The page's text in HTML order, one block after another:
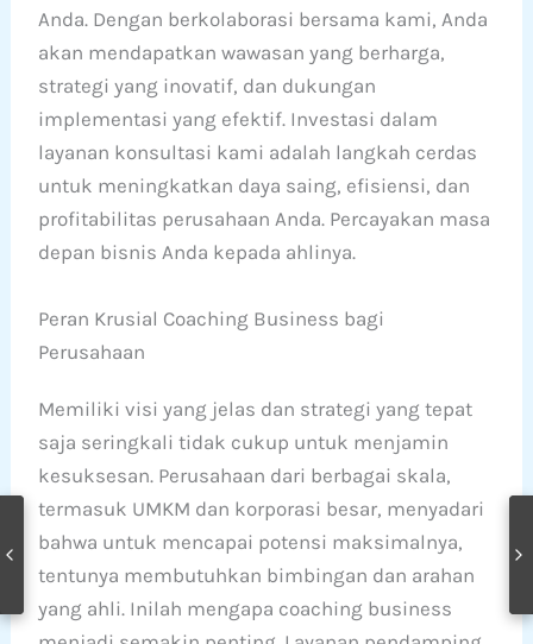
Anda. Dengan berkolaborasi bersama kami, Anda
akan mendapatkan wawasan yang berharga,
strategi yang inovatif, dan dukungan
implementasi yang efektif. Investasi dalam
layanan konsultasi kami adalah langkah cerdas
untuk meningkatkan daya saing, efisiensi, dan
profitabilitas perusahaan Anda. Percayakan masa
depan bisnis Anda kepada ahlinya.
Peran Krusial Coaching Business bagi
Perusahaan
Memiliki visi yang jelas dan strategi yang tepat
saja seringkali tidak cukup untuk menjamin
kesuksesan. Perusahaan dari berbagai skala,
termasuk UMKM dan korporasi besar, menyadari
bahwa untuk mencapai potensi maksimalnya,
tentunya membutuhkan bimbingan dan arahan
yang ahli. Inilah mengapa coaching business